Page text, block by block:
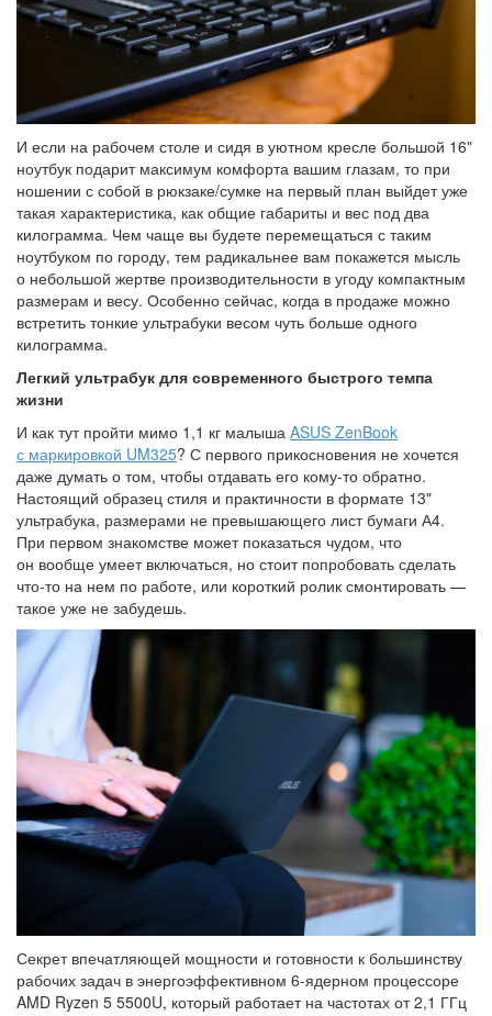
И если на рабочем столе и сидя в уютном кресле большой 16"
ноутбук подарит максимум комфорта вашим глазам, то при
ношении с собой в рюкзаке/сумке на первый план выйдет уже
такая характеристика, как общие габариты и вес под два
килограмма. Чем чаще вы будете перемещаться с таким
ноутбуком по городу, тем радикальнее вам покажется мысль
о небольшой жертве производительности в угоду компактным
размерам и весу. Особенно сейчас, когда в продаже можно
встретить тонкие ультрабуки весом чуть больше одного
килограмма.
Легкий ультрабук для современного быстрого темпа
жизни
И как тут пройти мимо 1,1 кг малыша ASUS ZenBook
с маркировкой UM325? С первого прикосновения не хочется
даже думать о том, чтобы отдавать его кому-то обратно.
Настоящий образец стиля и практичности в формате 13"
ультрабука, размерами не превышающего лист бумаги А4.
При первом знакомстве может показаться чудом, что
он вообще умеет включаться, но стоит попробовать сделать
что-то на нем по работе, или короткий ролик смонтировать —
такое уже не забудешь.
Секрет впечатляющей мощности и готовности к большинству
рабочих задач в энергоэффективном 6-ядерном процессоре
AMD Ryzen 5 5500U, который работает на частотах от 2,1 ГГц